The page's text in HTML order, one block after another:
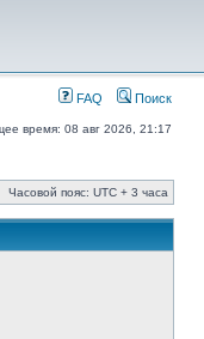
FAQ Поиск
время: 08 авг 2026, 21:17
Часовой пояс: UTC + 3 часа